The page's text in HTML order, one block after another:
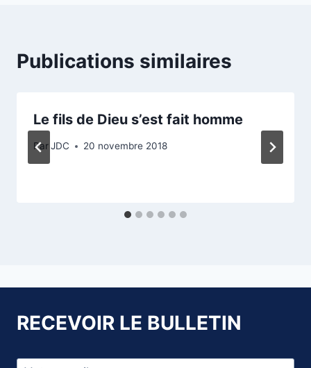
Publications similaires
Le fils de Dieu s’est fait homme
ParJDC 20 novembre 2018
RECEVOIR LE BULLETIN